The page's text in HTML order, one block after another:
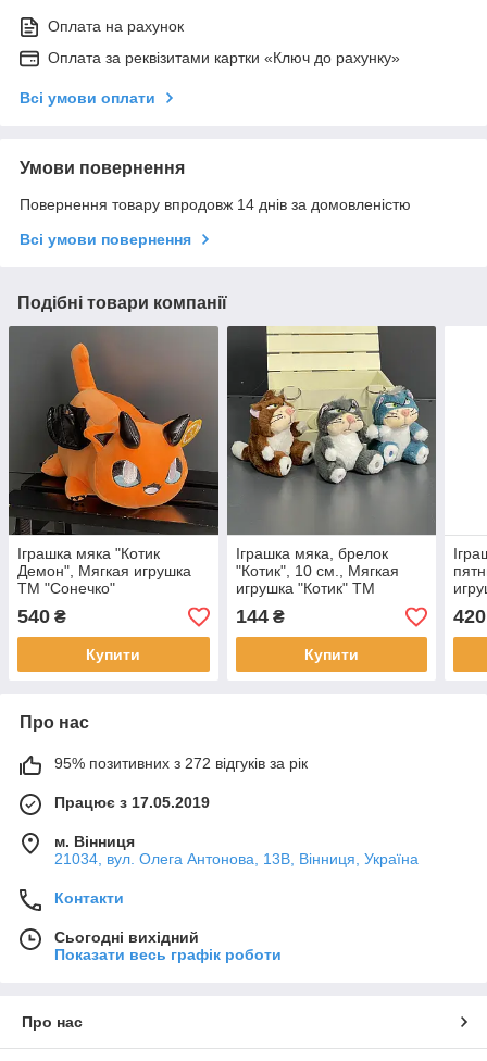
Оплата на рахунок
Оплата за реквізитами картки «Ключ до рахунку»
Всі умови оплати
Умови повернення
Повернення товару впродовж 14 днів за домовленістю
Всі умови повернення
Подібні товари компанії
Іграшка мяка "Котик
Демон", Мягкая игрушка
ТМ "Сонечко"
540 ₴
Купити
Іграшка мяка, брелок
"Котик", 10 см., Мягкая
игрушка "Котик" ТМ
"Сонечко"
144₴
Купити
420
Про нас
95% позитивних з 272 відгуків за рік
Працює з 17.05.2019
м. Вінниця
21034, вул. Олега Антонова, 13В, Вінниця, Україна
Контакти
Сьогодні вихідний
Показати весь графік роботи
Про нас